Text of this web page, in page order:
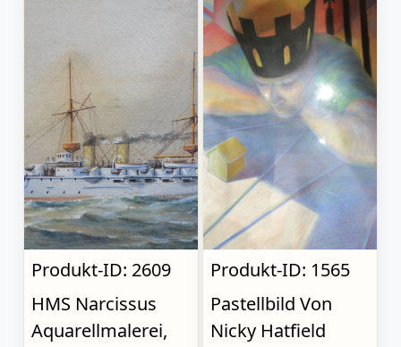
Produkt-ID: 2609
HMS Narcissus
Aquarellmalerei,
Produkt-ID: 1565
Pastellbild Von
Nicky Hatfield